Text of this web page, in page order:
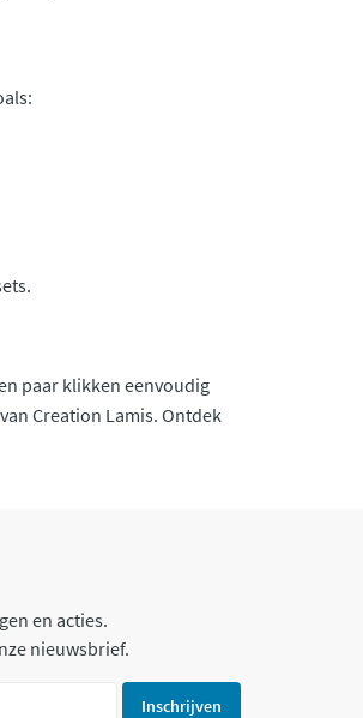
paar klikken eenvoudig
Creation Lamis. Ontdek
en acties.
nieuwsbrief.
Inschrijven